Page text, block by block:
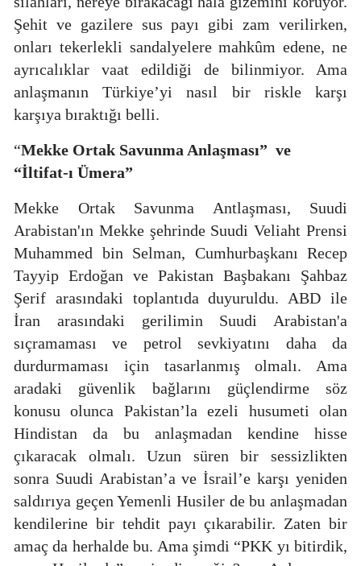
Şehit ve gazilere sus payı gibi zam verilirken,
onları tekerlekli sandalyelere mahkûm edene, ne
ayrıcalıklar vaat edildiği de bilinmiyor. Ama
anlaşmanın Türkiye’yi nasıl bir riskle karşı
karşıya bıraktığı belli.
“Mekke Ortak Savunma Anlaşması” ve
“İltifat-ı Ümera”
Mekke Ortak Savunma Antlaşması, Suudi
Arabistan'ın Mekke şehrinde Suudi Veliaht Prensi
Muhammed bin Selman, Cumhurbaşkanı Recep
Tayyip Erdoğan ve Pakistan Başbakanı Şahbaz
Şerif arasındaki toplantıda duyuruldu. ABD ile
İran arasındaki gerilimin Suudi Arabistan'a
sıçramaması ve petrol sevkiyatını daha da
durdurmaması için tasarlanmış olmalı. Ama
aradaki güvenlik bağlarını güçlendirme söz
konusu olunca Pakistan’la ezeli husumeti olan
Hindistan da bu anlaşmadan kendine hisse
çıkaracak olmalı. Uzun süren bir sessizlikten
sonra Suudi Arabistan’a ve İsrail’e karşı yeniden
saldırıya geçen Yemenli Husiler de bu anlaşmadan
kendilerine bir tehdit payı çıkarabilir. Zaten bir
amaç da herhalde bu. Ama şimdi “PKK yı bitirdik,